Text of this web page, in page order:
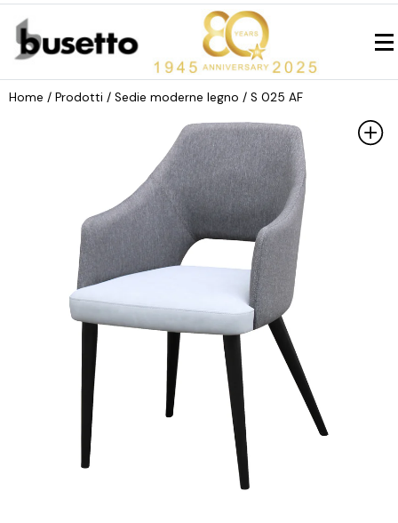
Home / Prodotti / Sedie moderne legno / S 025 AF